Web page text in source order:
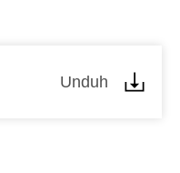
Unduh